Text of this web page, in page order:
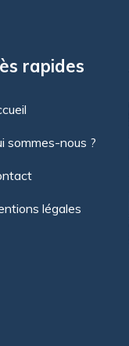
rapides
sommes-nous ?
légales